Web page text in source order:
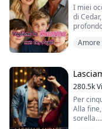
I miei
di
che
paura.
Ma
caviglia
Amore
280.5k
Per
Alla
sorella.